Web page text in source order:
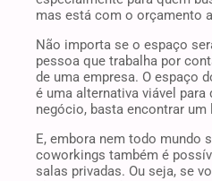
E, embora nem todo mundo
coworkings também é
salas privadas. Ou seja, se
alugar uma sala comercial
que no coworking isso
Conte com a
Está pensando emalugar sala
tomar qualquer decisão, fale